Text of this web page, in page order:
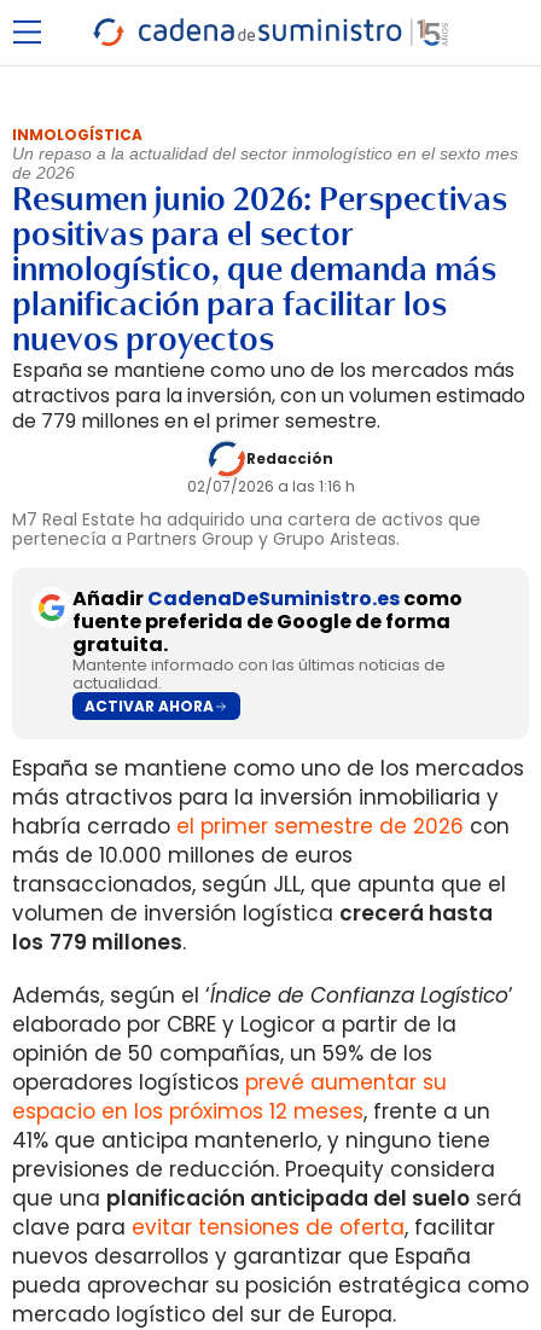
INMOLOGÍSTICA
Un repaso a la actualidad del sector inmologístico en el sexto mes
de 2026
Resumen junio 2026: Perspectivas
positivas para el sector
inmologístico, que demanda más
planificación para facilitar los
nuevos proyectos
España se mantiene como uno de los mercados más
atractivos para la inversión, con un volumen estimado
de 779 millones en el primer semestre.
Redacción
02/07/2026 a las 1:16 h
M7 Real Estate ha adquirido una cartera de activos que
pertenecía a Partners Group y Grupo Aristeas.
AñadirCadenaDeSuministro.escomo
fuente preferida de Google de forma
gratuita.
Mantente informado con las últimas noticias de
actualidad.
ACTIVAR AHORA
España se mantiene como uno de los mercados
más atractivos para la inversión inmobiliaria y
habría cerrado el primer semestre de 2026 con
más de 10.000 millones de euros
transaccionados, según JLL, que apunta que el
volumen de inversión logística crecerá hasta
los 779 millones.
Además, según el ‘Índice de Confianza Logístico’
elaborado por CBRE y Logicor a partir de la
opinión de 50 compañías, un 59% de los
operadores logísticos prevé aumentar su
espacio en los próximos 12 meses, frente a un
41% que anticipa mantenerlo, y ninguno tiene
previsiones de reducción. Proequity considera
que una planificación anticipada del suelo será
clave para evitar tensiones de oferta, facilitar
nuevos desarrollos y garantizar que España
pueda aprovechar su posición estratégica como
mercado logístico del sur de Europa.